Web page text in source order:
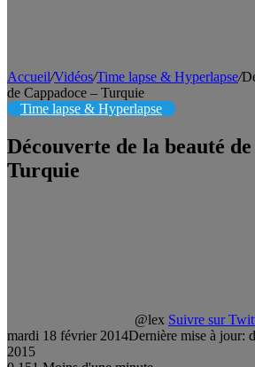
Accueil/Vidéos/Time lapse & Hyperlapse/
de Cappadoce – Turquie
Time lapse & Hyperlapse
Découverte de la beauté
Turquie
@lex Suivre sur
mardi 18 février 2014Dernière mise à jour:
2015